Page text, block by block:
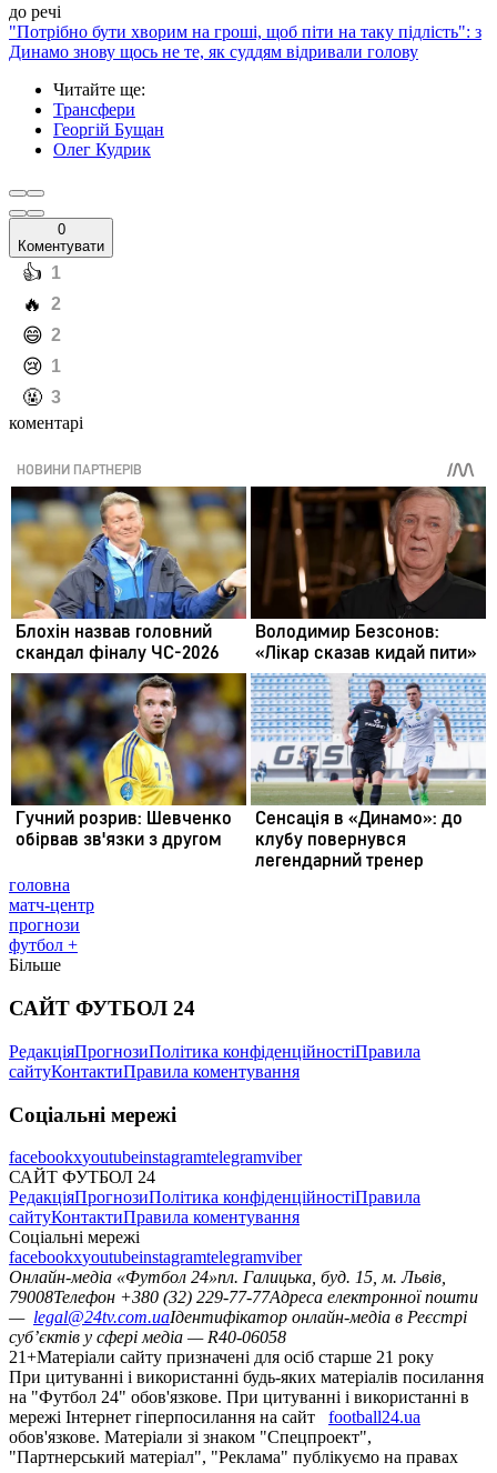
до речі
"Потрібно бути хворим на гроші, щоб піти на таку підлість": з
Динамо знову щось не те, як суддям відривали голову
Читайте ще:
Трансфери
Георгій Бущан
Олег Кудрик
0
Коментувати
️👍 1
️🔥 2
️😄 2
️😢 1
️🤬 3
коментарі
головна
матч-центр
прогнози
футбол +
Більше
САЙТ ФУТБОЛ 24
РедакціяПрогнозиПолітика конфіденційностіПравила
сайтуКонтактиПравила коментування
Соціальні мережі
facebookxyoutubeinstagramtelegramviber
САЙТ ФУТБОЛ 24
РедакціяПрогнозиПолітика конфіденційностіПравила
сайтуКонтактиПравила коментування
Соціальні мережі
facebookxyoutubeinstagramtelegramviber
Онлайн-медіа «Футбол 24»пл. Галицька, буд. 15, м. Львів,
79008Телефон +380 (32) 229-77-77Адреса електронної пошти
— legal@24tv.com.uaІдентифікатор онлайн-медіа в Реєстрі
суб’єктів у сфері медіа — R40-06058
21+Матеріали сайту призначені для осіб старше 21 року
При цитуванні і використанні будь-яких матеріалів посилання
на "Футбол 24" обов'язкове. При цитуванні і використанні в
мережі Інтернет гіперпосилання на сайт
football24.ua
обов'язкове. Матеріали зі знаком "Спецпроект",
"Партнерський матеріал", "Реклама" публікуємо на правах